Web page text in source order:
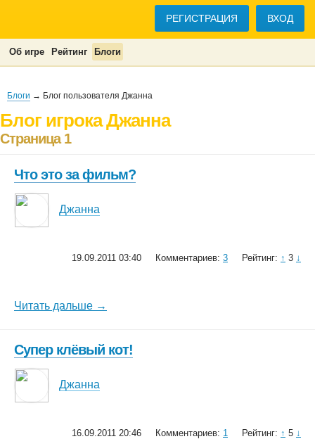
РЕГИСТРАЦИЯ ВХОД
Об игре Рейтинг Блоги
Блоги → Блог пользователя Джанна
Блог игрока Джанна
Страница 1
Что это за фильм?
Джанна
19.09.2011 03:40 Комментариев: 3 Рейтинг: ↑ 3 ↓
Читать дальше →
Супер клёвый кот!
Джанна
16.09.2011 20:46 Комментариев: 1 Рейтинг: ↑ 5 ↓